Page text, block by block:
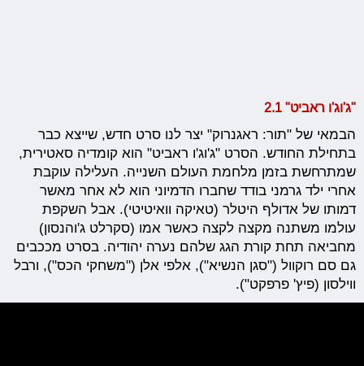
"ג'וג'ו ראביט" 2.1
הבמאי של "תור: ראגנרוק" יצר לנו סרט חדש, שייצא כבר
בתחילת החודש. הסרט "ג'וג'ו ראביט" הוא קומדיה סאטירית,
שמתרחשת בזמן מלחמת העולם השנייה. העלילה עוקבת
אחרי ילד גרמני בודד שחברו הדמיוני הוא לא אחר מאשר
דמותו של אדולף היטלר (טאיקה וואיטיטי). אבל השקפת
עולמו משתנה מקצה לקצה כאשר אמו (סקרלט ג'והנסון)
מחביאה תחת קורת הגג שלהם נערה יהודיה. בסרט מככבים
גם סם רוקוול ("סגן הנשיא"), אלפי אלן ("משחקי הכס"), ורבל
ווילסון (פיץ' פרפקט").